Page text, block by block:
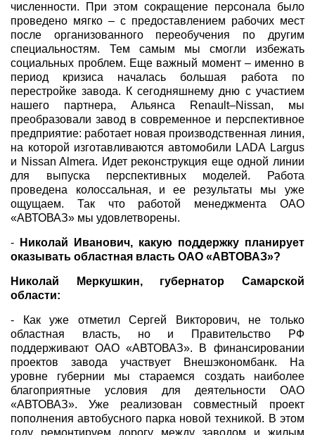
численности. При этом сокращение персонала было
проведено мягко – с предоставлением рабочих мест
после организованного переобучения по другим
специальностям. Тем самым мы смогли избежать
социальных проблем. Еще важный момент – именно в
период кризиса началась большая работа по
перестройке завода. К сегодняшнему дню с участием
нашего партнера, Альянса Renault–Nissan, мы
преобразовали завод в современное и перспективное
предприятие: работает новая производственная линия,
на которой изготавливаются автомобили LADA Largus
и Nissan Almera. Идет реконструкция еще одной линии
для выпуска перспективных моделей. Работа
проведена колоссальная, и ее результаты мы уже
ощущаем. Так что работой менеджмента ОАО
«АВТОВАЗ» мы удовлетворены.
-
Николай Иванович, какую поддержку планирует
оказывать областная власть ОАО «АВТОВАЗ»?
Николай Меркушкин, губернатор Самарской
области:
- Как уже отметил Сергей Викторович, не только
областная власть, но и Правительство РФ
поддерживают ОАО «АВТОВАЗ». В финансировании
проектов завода участвует Внешэкономбанк. На
уровне губернии мы стараемся создать наиболее
благоприятные условия для деятельности ОАО
«АВТОВАЗ». Уже реализован совместный проект
пополнения автобусного парка новой техникой. В этом
году ремонтируем дорогу между заводом и жилым